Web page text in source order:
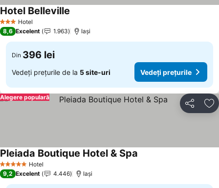
3 SteleHotel
Hotel Belleville
8,6 Excelent 1.963 Iaşi
Din 396 lei
Vedeți prețurile de la 5 site-uri Vedeți prețurile
Distribuiți
Alegere populară
5 Stele Hotel
Pleiada Boutique Hotel & Spa
9,2 Excelent 4.446 Iaşi